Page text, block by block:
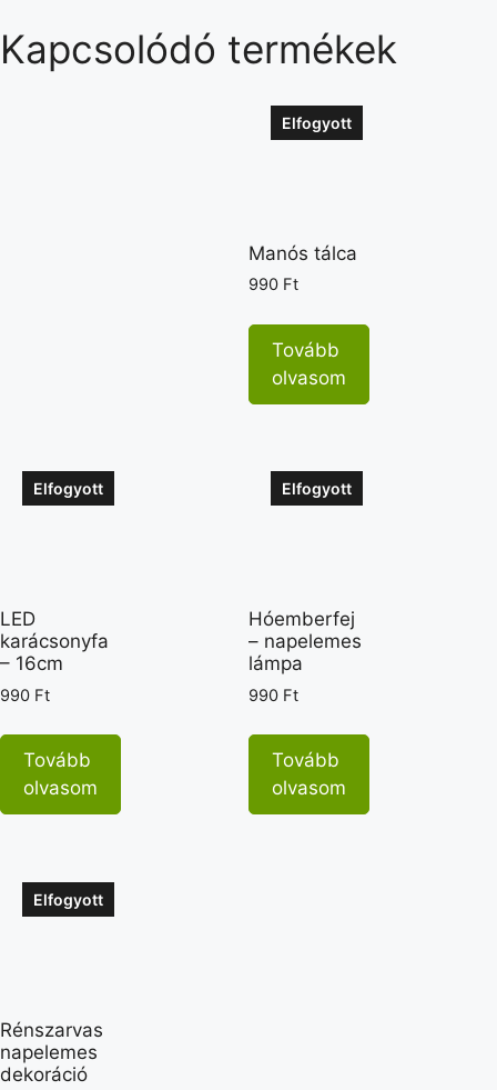
Kapcsolódó termékek
Elfogyott
Manós tálca
990 Ft
Tovább
olvasom
Elfogyott
LED
karácsonyfa
– 16cm
990 Ft
Tovább
olvasom
Elfogyott
Hóemberfej
– napelemes
lámpa
990 Ft
Tovább
olvasom
Elfogyott
Rénszarvas
napelemes
dekoráció